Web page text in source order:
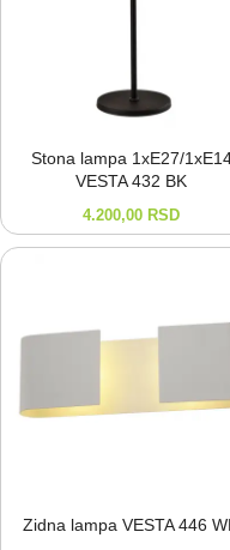
Stona lampa 1xE27/
VESTA 432 BK
4.200,00 RSD
Zidna lampa VESTA 446